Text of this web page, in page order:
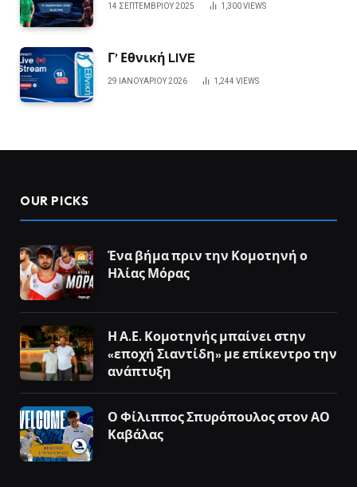
14 ΣΕΠΤΕΜΒΡΊΟΥ 2025 1,300VIEWS
Γ’ Εθνική LIVE
29 ΙΑΝΟΥΑΡΊΟΥ 2026 1,244 VIEWS
OUR PICKS
Ένα βήμα πριν την Κομοτηνή ο
Ηλίας Μόρας
Η Α.Ε. Κομοτηνής μπαίνει στην
«εποχή Σιαντίδη» με επίκεντρο την
ανάπτυξη
Ο Φίλιππος Σπυρόπουλος στον ΑΟ
Καβάλας